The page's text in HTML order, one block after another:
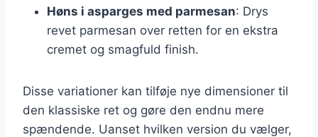
Høns i asparges med parmesan: Drys
revet parmesan over retten for en ekstra
cremet og smagfuld finish.
Disse variationer kan tilføje nye dimensioner til
den klassiske ret og gøre den endnu mere
spændende. Uanset hvilken version du vælger,